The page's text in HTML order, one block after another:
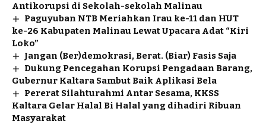
Antikorupsi di Sekolah-sekolah Malinau
Paguyuban NTB Meriahkan Irau ke-11 dan HUT
ke-26 Kabupaten Malinau Lewat Upacara Adat “Kiri
Loko”
Jangan (Ber)demokrasi, Berat. (Biar) Fasis Saja
Dukung Pencegahan Korupsi Pengadaan Barang,
Gubernur Kaltara Sambut Baik Aplikasi Bela
Pererat Silahturahmi Antar Sesama, KKSS
Kaltara Gelar Halal Bi Halal yang dihadiri Ribuan
Masyarakat